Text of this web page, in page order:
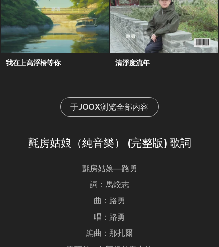
我在上高浮橋等你 清淨度流年
于JOOX浏览全部内容
氈房姑娘（純音樂） (完整版) 歌詞
氈房姑娘—路勇
詞：馬煥志
曲：路勇
唱：路勇
編曲：那扎爾